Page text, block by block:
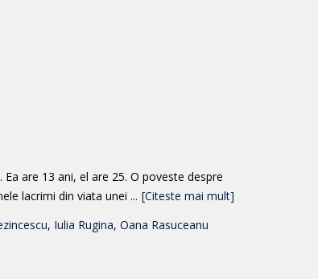
are 13 ani, el are 25. O poveste despre
lacrimi din viata unei ... [Citeste mai mult]
, Iulia Rugina, Oana Rasuceanu